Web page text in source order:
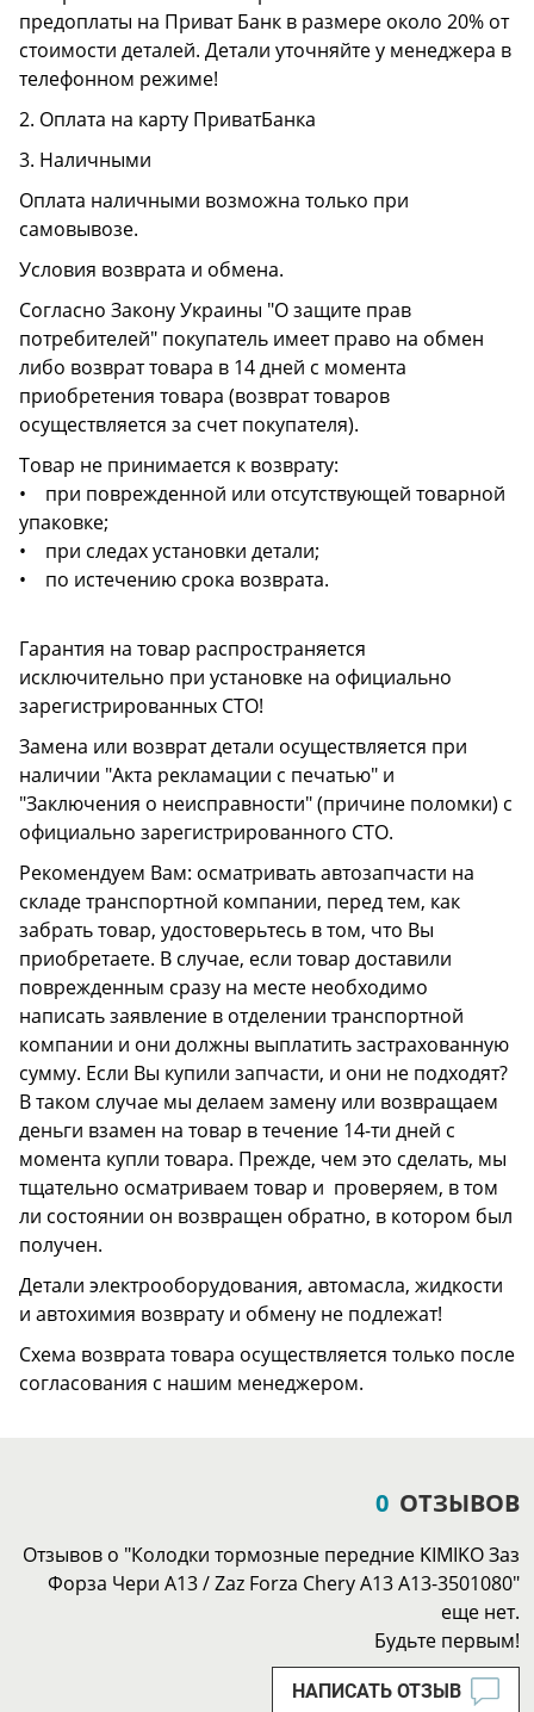
предоплаты на Приват Банк в размере около 20% от
стоимости деталей. Детали уточняйте у менеджера в
телефонном режиме!
2. Оплата на карту ПриватБанка
3. Наличными
Оплата наличными возможна только при
самовывозе.
Условия возврата и обмена.
Согласно Закону Украины "О защите прав
потребителей" покупатель имеет право на обмен
либо возврат товара в 14 дней с момента
приобретения товара (возврат товаров
осуществляется за счет покупателя).
Товар не принимается к возврату:
• при поврежденной или отсутствующей товарной
упаковке;
• при следах установки детали;
• по истечению срока возврата.
Гарантия на товар распространяется
исключительно при установке на официально
зарегистрированных СТО!
Замена или возврат детали осуществляется при
наличии "Акта рекламации с печатью" и
"Заключения о неисправности" (причине поломки) с
официально зарегистрированного СТО.
Рекомендуем Вам: осматривать автозапчасти на
складе транспортной компании, перед тем, как
забрать товар, удостоверьтесь в том, что Вы
приобретаете. В случае, если товар доставили
поврежденным сразу на месте необходимо
написать заявление в отделении транспортной
компании и они должны выплатить застрахованную
сумму. Если Вы купили запчасти, и они не подходят?
В таком случае мы делаем замену или возвращаем
деньги взамен на товар в течение 14-ти дней с
момента купли товара. Прежде, чем это сделать, мы
тщательно осматриваем товар и проверяем, в том
ли состоянии он возвращен обратно, в котором был
получен.
Детали электрооборудования, автомасла, жидкости
и автохимия возврату и обмену не подлежат!
Схема возврата товара осуществляется только после
согласования с нашим менеджером.
0 ОТЗЫВОВ
Отзывов о "Колодки тормозные передние KIMIKO Заз
Форза Чери А13 / Zaz Forza Chery A13 A13-3501080"
еще нет.
Будьте первым!
НАПИСАТЬ ОТЗЫВ